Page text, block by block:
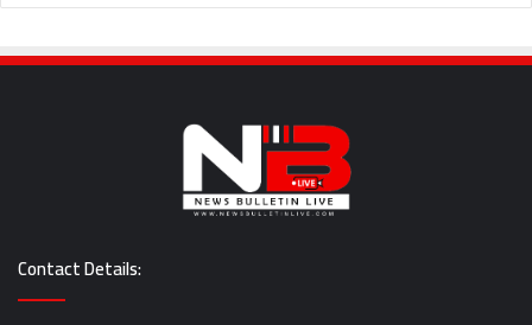
Contact Details: